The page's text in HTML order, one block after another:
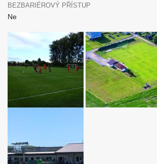
BEZBARIÉROVÝ PŘÍSTUP
Ne